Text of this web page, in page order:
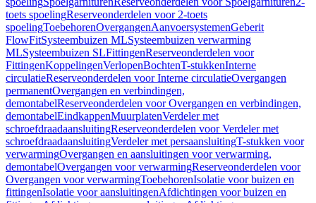
toets spoelingReserveonderdelen voor 2-toets
spoelingToebehorenOvergangenAanvoersystemenGeberit
FlowFitSysteembuizen MLSysteembuizen verwarming
MLSysteembuizen SLFittingenReserveonderdelen voor
FittingenKoppelingenVerlopenBochtenT-stukkenInterne
circulatieReserveonderdelen voor Interne circulatieOvergangen
permanentOvergangen en verbindingen,
demontabelReserveonderdelen voor Overgangen en verbindingen,
demontabelEindkappenMuurplatenVerdeler met
schroefdraadaansluitingReserveonderdelen voor Verdeler met
schroefdraadaansluitingVerdeler met persaansluitingT-stukken voor
verwarmingOvergangen en aansluitingen voor verwarming,
demontabelOvergangen voor verwarmingReserveonderdelen voor
Overgangen voor verwarmingToebehorenIsolatie voor buizen en
fittingenIsolatie voor aansluitingenAfdichtingen voor buizen en